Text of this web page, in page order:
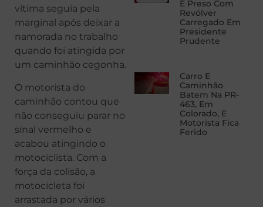
vítima seguia pela
marginal após deixar a
namorada no trabalho
quando foi atingida por
um caminhão cegonha.
O motorista do
caminhão contou que
não conseguiu parar no
sinal vermelho e
acabou atingindo o
motociclista. Com a
força da colisão, a
motocicleta foi
arrastada por vários
É Preso Com
Revólver
Carregado Em
Presidente
Prudente
Carro E
Caminhão
Batem Na PR-
463, Em
Colorado, E
Motorista Fica
Ferido